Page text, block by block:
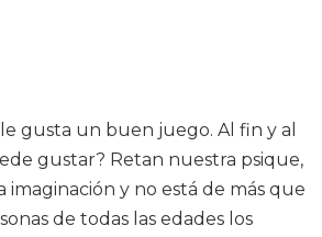
gusta un buen juego. Al fin y al
gustar? Retan nuestra psique,
y no está de más que
de todas las edades los